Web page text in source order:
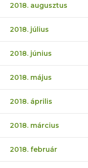
2018. augusztus
2018. július
2018. június
2018. május
2018. április
2018. március
2018. február